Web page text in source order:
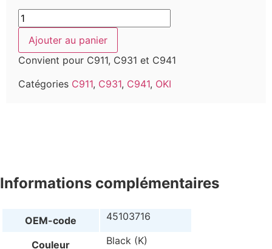
Ajouter au panier
Convient pour C911, C931 et C941
Catégories C911, C931, C941, OKI
Informations complémentaires
OEM-code 45103716
Couleur Black (K)